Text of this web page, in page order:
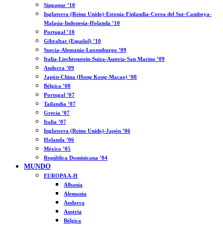
Singapur ’10
Inglaterra (Reino Unido)-Estonia-Finlandia-Corea del Sur-Camboya-
Malasia-Indonesia-Holanda ’10
Portugal ’10
Gibraltar (Español) ’10
Suecia-Alemania-Luxemburgo ’09
Italia-Liechtenstein-Suiza-Austria-San Marino ’09
Andorra ’09
Japón-China (Hong Kong-Macao) ’08
Bélgica ’08
Portugal ’07
Tailandia ’07
Grecia ’07
Italia ’07
Inglaterra (Reino Unido)-Japón ’06
Holanda ’06
México ’05
República Dominicana ’04
MUNDO
EUROPA A-H
Albania
Alemania
Andorra
Austria
Bélgica